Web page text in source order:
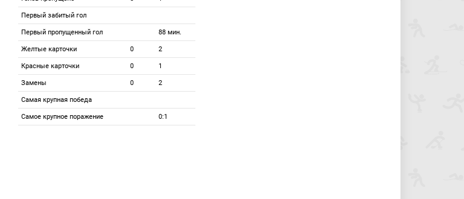
Первый забитый гол
Первый пропущенный гол 88 мин.
Желтые карточки 0 2
Красные карточки 0 1
Замены 0 2
Самая крупная победа
Самое крупное поражение 0:1